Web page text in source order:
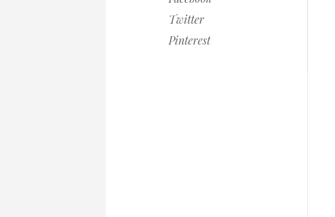
Twitter
Pinterest